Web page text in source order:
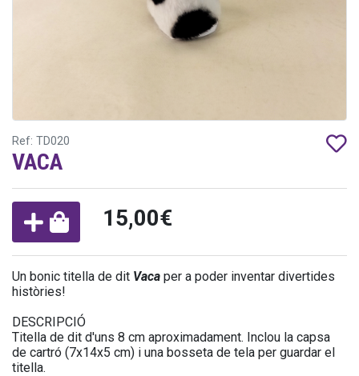
Ref: TD020
VACA
15,00€
Un bonic titella de dit Vaca per a poder inventar divertides
històries!
DESCRIPCIÓ
Titella de dit d'uns 8 cm aproximadament. Inclou la capsa
de cartró (7x14x5 cm) i una bosseta de tela per guardar el
titella.